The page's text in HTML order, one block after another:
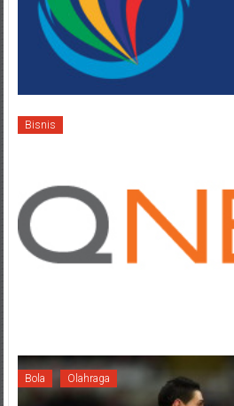
Bisnis
Bola Olahraga